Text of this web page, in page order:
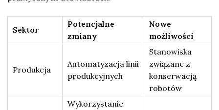
Sektor
Potencjalne
zmiany
Nowe
możliwości
Produkcja
Automatyzacja linii
produkcyjnych
Stanowiska
związane z
konserwacją
robotów
Wykorzystanie